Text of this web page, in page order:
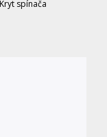
spínača